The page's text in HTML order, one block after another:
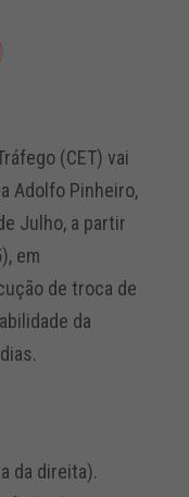
(CET) vai
Adolfo Pinheiro,
Julho, a partir
em
de troca de
da
da direita).